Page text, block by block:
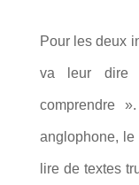
Pour les deux
va leur dire
comprendre
anglophone, le
lire de textes